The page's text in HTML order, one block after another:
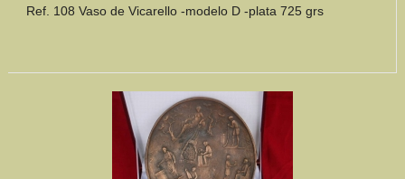
Ref. 108 Vaso de Vicarello -modelo D -plata 725 grs